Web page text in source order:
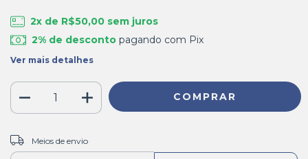
2x de R$50,00sem juros
2% de desconto pagando com Pix
Ver mais detalhes
Entregas para o CEP:
Meios de envio